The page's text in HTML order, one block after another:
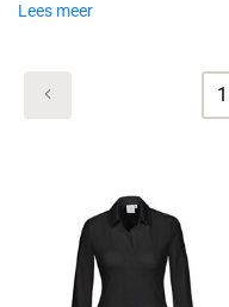
Lees meer
1